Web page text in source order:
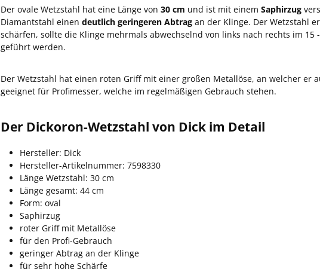
Der ovale Wetzstahl hat eine Länge von 30 cm und ist mit einem Saphirzug
Diamantstahl einen deutlich geringeren Abtrag an der Klinge. Der Wetzstahl
schärfen, sollte die Klinge mehrmals abwechselnd von links nach rechts im 15
geführt werden.
Der Wetzstahl hat einen roten Griff mit einer großen Metallöse, an welcher er
geeignet für Profimesser, welche im regelmäßigen Gebrauch stehen.
Der Dickoron-Wetzstahl von Dick im Detail
Hersteller: Dick
Hersteller-Artikelnummer: 7598330
Länge Wetzstahl: 30 cm
Länge gesamt: 44 cm
Form: oval
Saphirzug
roter Griff mit Metallöse
für den Profi-Gebrauch
geringer Abtrag an der Klinge
für sehr hohe Schärfe